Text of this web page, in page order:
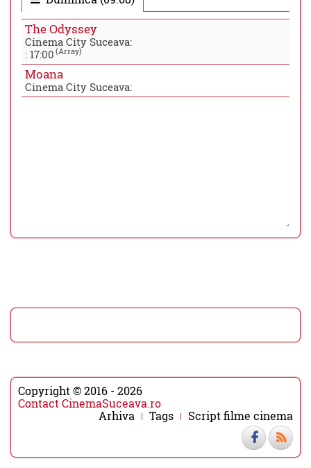
The Odyssey
Cinema City Suceava:
: 17:00 (Array)
Moana
Cinema City Suceava:
Copyright © 2016 - 2026
Contact CinemaSuceava.ro
Arhiva
Tags Script filme cinema